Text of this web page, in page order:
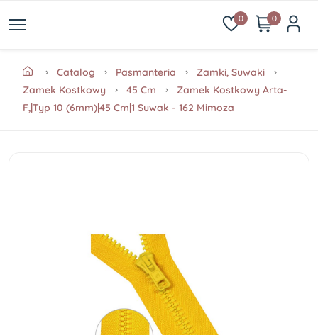
0 0
Catalog Pasmanteria
Zamki, Suwaki
Zamek Kostkowy
45 Cm
Zamek Kostkowy Arta-
F,|Typ 10 (6mm)|45 Cm|1 Suwak - 162 Mimoza